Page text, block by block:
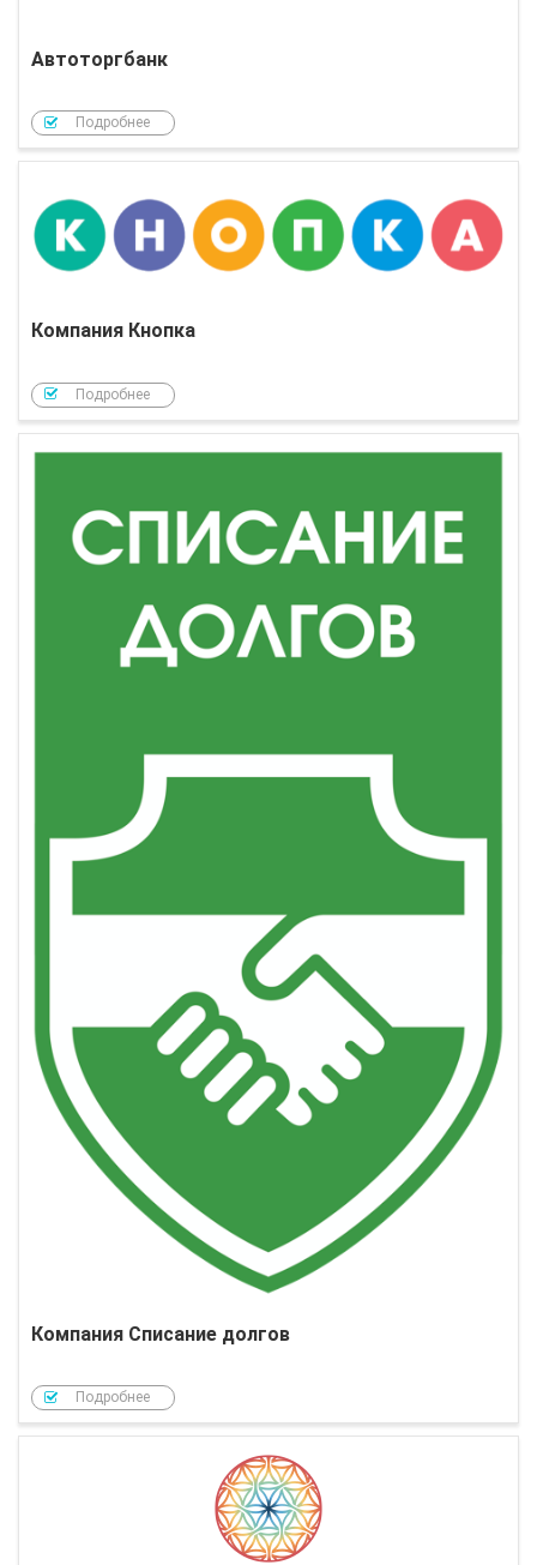
Автоторгбанк
Подробнее
Компания Кнопка
Подробнее
Компания Списание долгов
Подробнее